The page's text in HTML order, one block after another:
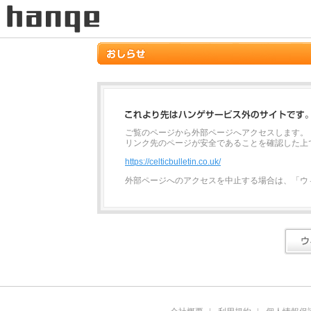
ご覧のページから外部ページへアクセスします。
リンク先のページが安全であることを確認した
https://celticbulletin.co.uk/
外部ページへのアクセスを中止する場合は、「